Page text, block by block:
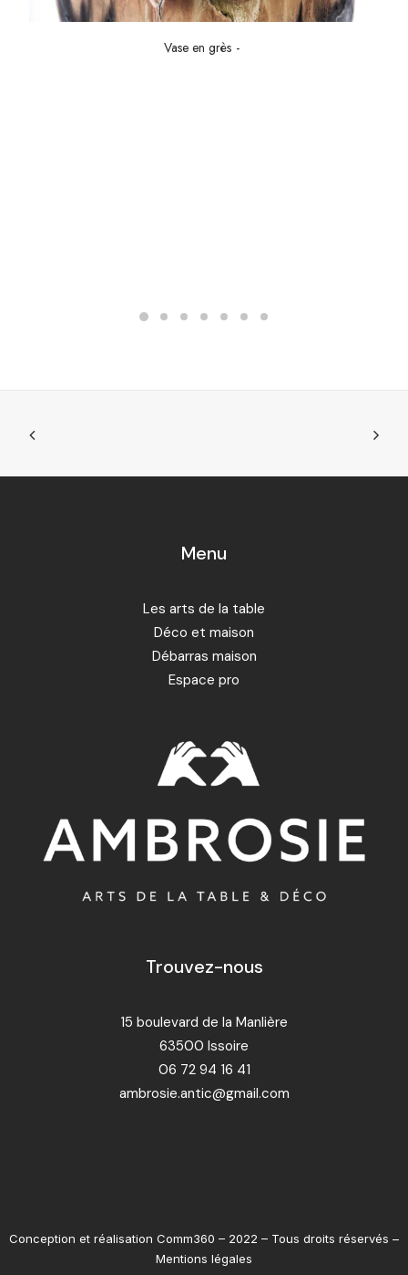
Vase en grès
Menu
Les arts de la table
Déco et maison
Débarras maison
Espace pro
Trouvez-nous
15 boulevard de la Manlière
63500 Issoire
06 72 94 16 41
ambrosie.antic@gmail.com
Conception et réalisation Comm360 – 2022 – Tous droits réservés –
Mentions légales